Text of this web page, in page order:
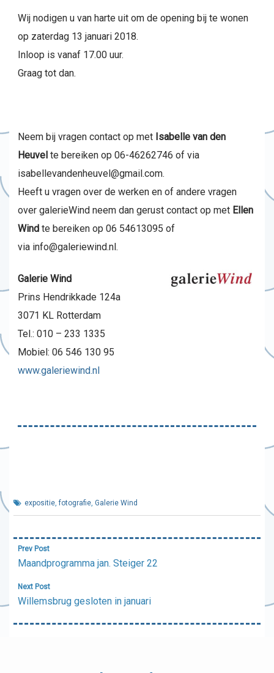
Wij nodigen u van harte uit om de opening bij te wonen
op zaterdag 13 januari 2018.
Inloop is vanaf 17.00 uur.
Graag tot dan.
Neem bij vragen contact op met Isabelle van den
Heuvel te bereiken op 06-46262746 of via
isabellevandenheuvel@gmail.com.
Heeft u vragen over de werken en of andere vragen
over galerieWind neem dan gerust contact op met Ellen
Wind te bereiken op 06 54613095 of
via info@galeriewind.nl.
Galerie Wind
Prins Hendrikkade 124a
3071 KL Rotterdam
Tel.: 010 – 233 1335
Mobiel: 06 546 130 95
www.galeriewind.nl
expositie,fotografie, Galerie Wind
Bericht
navigatie
Prev Post
Maandprogramma jan. Steiger 22
Next Post
Willemsbrug gesloten in januari